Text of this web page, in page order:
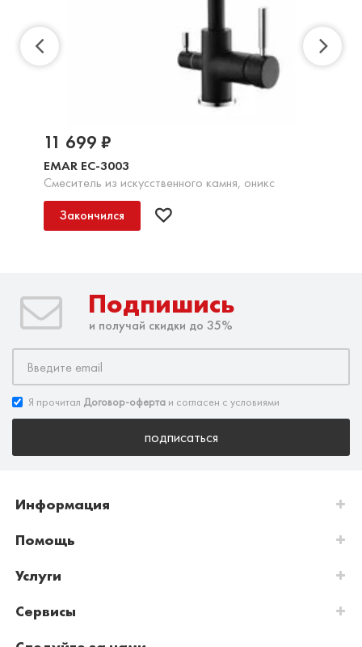
EMAR EC-3003
Смеситель из искусственного камня, оникс
11 699 ₽
Закончился
Подпишись
и получай скидки до 35%
Я прочитал Договор-оферта и согласен с условиями
подписаться
Информация
Помощь
Услуги
Сервисы